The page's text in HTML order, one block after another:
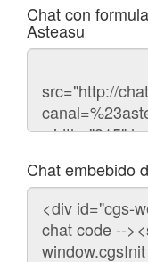
Chat con
Asteasu
Código
chat
Chat embebido
Código
para
embeber